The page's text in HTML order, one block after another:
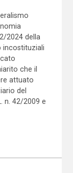
2024 della
incostituziali
che il
attuato
del
n. 42/2009 e